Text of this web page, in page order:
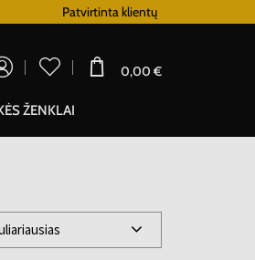
Patvirtinta klientų
0,00 €
ŽENKLAI